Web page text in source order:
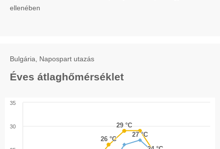
ellenében
Bulgária, Napospart utazás
Éves átlaghőmérséklet
26 °C
26 °C
29 °C
29 °C
27 °C
27 °C
30
35